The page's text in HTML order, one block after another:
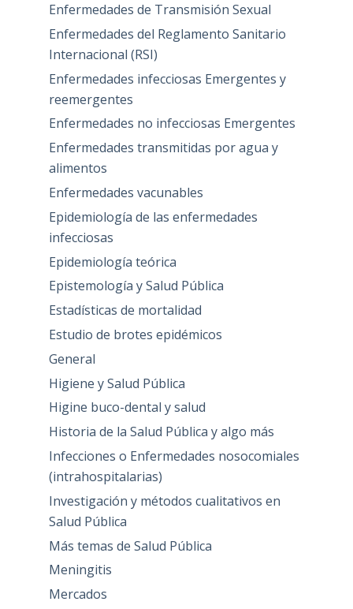
Enfermedades de Transmisión Sexual
Enfermedades del Reglamento Sanitario
Internacional (RSI)
Enfermedades infecciosas Emergentes y
reemergentes
Enfermedades no infecciosas Emergentes
Enfermedades transmitidas por agua y
alimentos
Enfermedades vacunables
Epidemiología de las enfermedades
infecciosas
Epidemiología teórica
Epistemología y Salud Pública
Estadísticas de mortalidad
Estudio de brotes epidémicos
General
Higiene y Salud Pública
Higine buco-dental y salud
Historia de la Salud Pública y algo más
Infecciones o Enfermedades nosocomiales
(intrahospitalarias)
Investigación y métodos cualitativos en
Salud Pública
Más temas de Salud Pública
Meningitis
Mercados